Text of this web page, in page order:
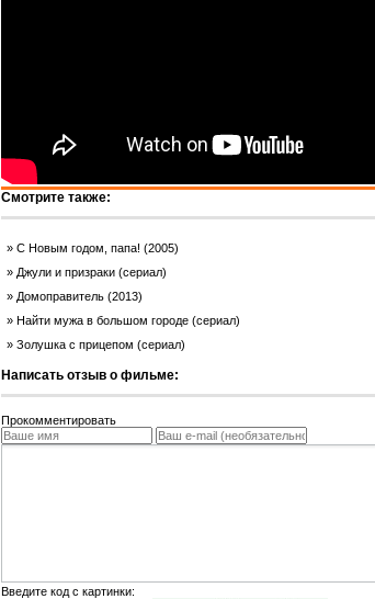
Смотрите также:
С Новым годом, папа! (2005)
Джули и призраки (сериал)
Домоправитель (2013)
Найти мужа в большом городе (сериал)
Золушка с прицепом (сериал)
Написать отзыв о фильме:
Прокомментировать
Введите код с картинки: